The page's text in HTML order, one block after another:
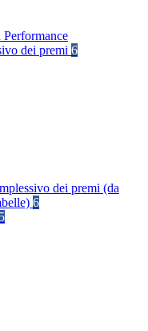
dei premi 6
dei premi (da
6
5